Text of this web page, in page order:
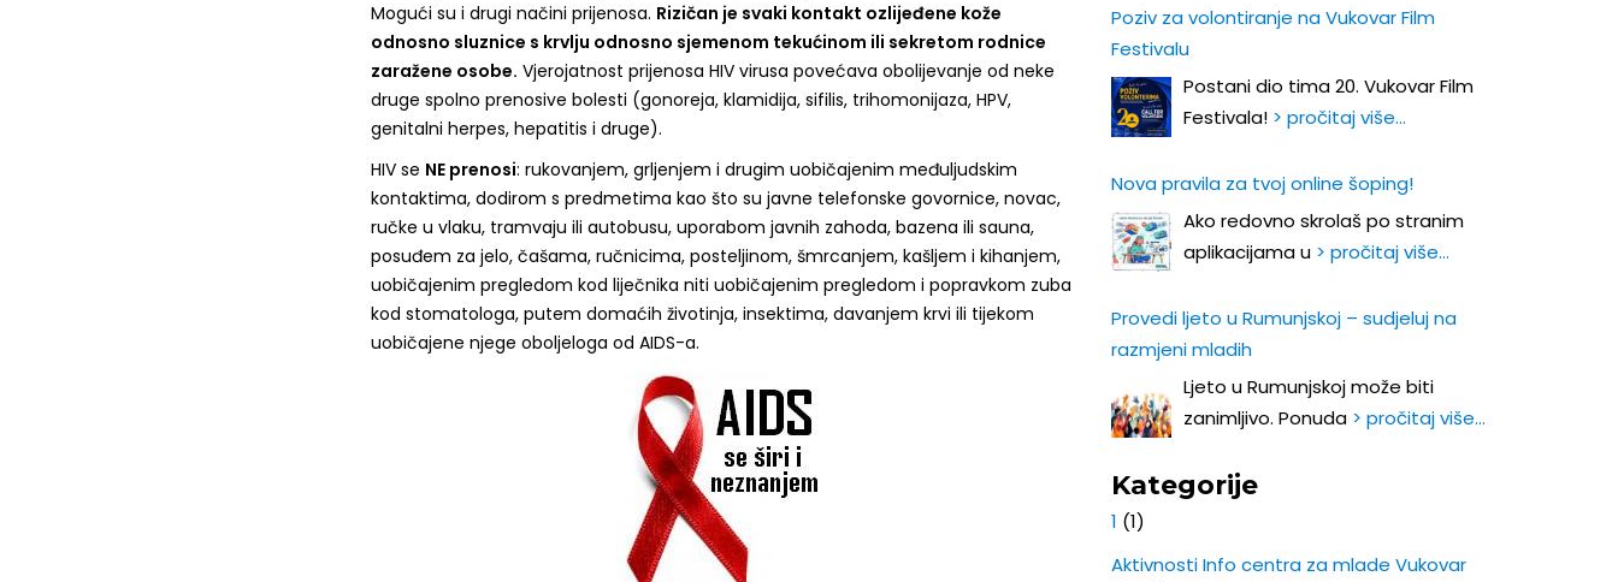
Mogući su i drugi načini prijenosa. Rizičan je svaki kontakt ozlijeđene kože
odnosno sluznice s krvlju odnosno sjemenom tekućinom ili sekretom rodnice
zaražene osobe. Vjerojatnost prijenosa HIV virusa povećava obolijevanje od neke
druge spolno prenosive bolesti (gonoreja, klamidija, sifilis, trihomonijaza, HPV,
genitalni herpes, hepatitis i druge).
HIV se NE prenosi: rukovanjem, grljenjem i drugim uobičajenim međuljudskim
kontaktima, dodirom s predmetima kao što su javne telefonske govornice, novac,
ručke u vlaku, tramvaju ili autobusu, uporabom javnih zahoda, bazena ili sauna,
posuđem za jelo, čašama, ručnicima, posteljinom, šmrcanjem, kašljem i kihanjem,
uobičajenim pregledom kod liječnika niti uobičajenim pregledom i popravkom zuba
kod stomatologa, putem domaćih životinja, insektima, davanjem krvi ili tijekom
uobičajene njege oboljeloga od AIDS-a.
Poziv za volontiranje na Vukovar Film
Festivalu
Postani dio tima 20. Vukovar Film
Festivala! > pročitaj više…
Nova pravila za tvoj online šoping!
Ako redovno skrolaš po stranim
aplikacijama u > pročitaj više…
Provedi ljeto u Rumunjskoj – sudjeluj na
razmjeni mladih
Ljeto u Rumunjskoj može biti
zanimljivo. Ponuda > pročitaj više…
Kategorije
1 (1)
Aktivnosti Info centra za mlade Vukovar